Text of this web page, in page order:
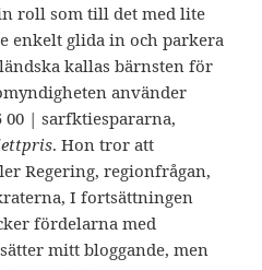
roll som till det med lite
enkelt glida in och parkera
kallas bärnsten för
använder
00 | sarfktiespararna,
. Hon tror att
Regering, regionfrågan,
I fortsättningen
fördelarna med
mitt bloggande, men